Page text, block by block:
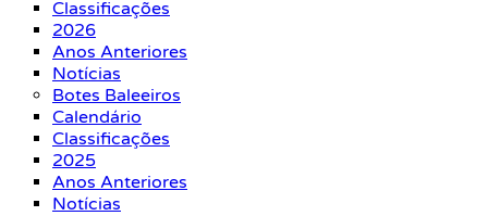
Classificações
2026
Anos Anteriores
Notícias
Botes Baleeiros
Calendário
Classificações
2025
Anos Anteriores
Notícias